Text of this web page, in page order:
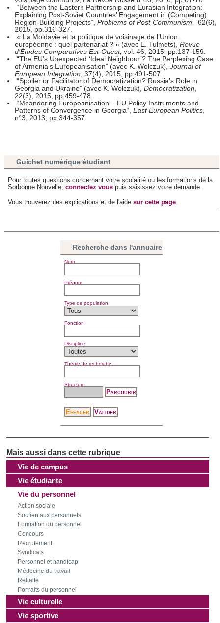
Vie de campus
Vie étudiante
Vie du personnel
Action sociale
Soutien aux personnels
Formation du personnel
Concours
Recrutement
Syndicats
Personnel et handicap
Médecine du travail
Retraite
Portraits du personnel
Vie culturelle
Vie sportive
“Between the Eastern Partnership and Eurasian Integration:
Explaining Post-Soviet Countries’ Engagement in (Competing)
Region-Building Projects”, Problems of Post-Communism, 62(6),
2015, pp.316-327.
« La Moldavie et la politique de voisinage de l’Union
européenne : quel partenariat ? » (avec E. Tulmets), Revue
d’Études Comparatives Est-Ouest, vol. 46, 2015, pp.137-159.
“The EU’s Unexpected ‘Ideal Neighbour’? The Perplexing Case
of Armenia’s Europeanisation” (avec K. Wolczuk), Journal of
European Integration, 37(4), 2015, pp.491-507.
“Spoiler or Facilitator of Democratization? Russia’s Role in
Georgia and Ukraine” (avec K. Wolczuk), Democratization,
22(3), 2015, pp.459-478.
“Meandering Europeanisation – EU Policy Instruments and
Patterns of Convergence in Georgia“, East European Politics,
n°3, 2013, pp.344-357.
Guichet numérique étudiant
Pour toutes questions concernant votre scolarité ou les formations de la
Sorbonne Nouvelle, connectez vous puis saisissez votre demande.
Vous trouverez des explications et de l'aide sur cette page.
Recherche dans l'annuaire
Nom
Prénom
Type de population
Fonction
Discipline
Thème de recherche
Structure